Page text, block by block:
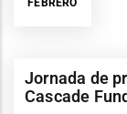
Jornada de
Cascade